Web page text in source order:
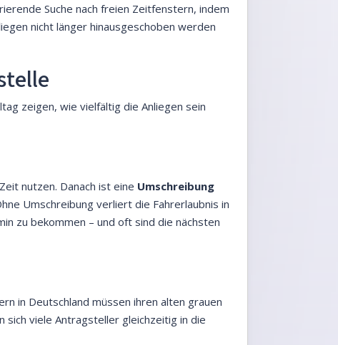
Suche nach freien Zeitfenstern, indem
nicht länger hinausgeschoben werden
zeigen, wie vielfältig die Anliegen sein
nutzen. Danach ist eine Umschreibung
Umschreibung verliert die Fahrerlaubnis in
zu bekommen – und oft sind die nächsten
in Deutschland müssen ihren alten grauen
sich viele Antragsteller gleichzeitig in die